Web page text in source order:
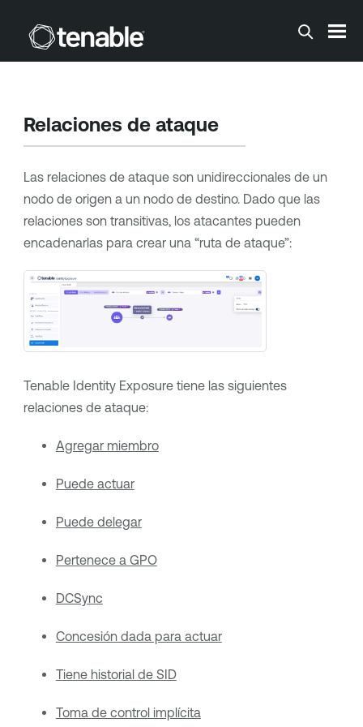
Saltar a contenido principal
Relaciones de ataque
Las relaciones de ataque son unidireccionales de un
nodo de origen a un nodo de destino. Dado que las
relaciones son transitivas, los atacantes pueden
encadenarlas para crear una “ruta de ataque”:
Tenable Identity Exposuretiene las siguientes
relaciones de ataque:
Agregar miembro
Puede actuar
Puede delegar
Pertenece a GPO
DCSync
Concesión dada para actuar
Tiene historial de SID
Toma de control implícita